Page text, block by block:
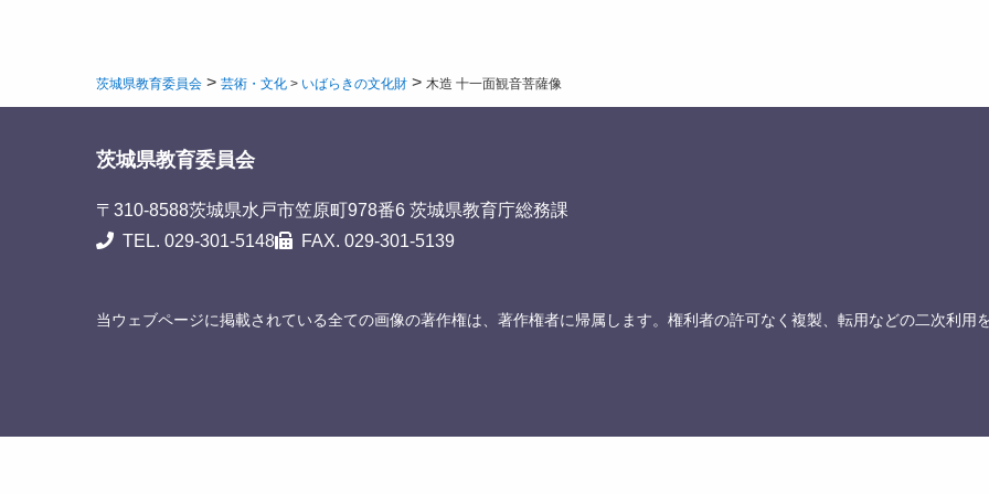
茨城県教育委員会 > 芸術・文化 > いばらきの文化財 > 木造 十一面観音菩薩像
茨城県教育委員会
〒310-8588茨城県水戸市笠原町978番6 茨城県教育庁総務課
TEL. 029-301-5148
FAX. 029-301-5139
当ウェブページに掲載されている全ての画像の著作権は、著作権者に帰属します。権利者の許可なく複製、転用などの二次利用